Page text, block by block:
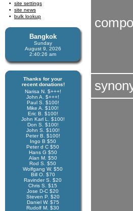
site settings
site news
bulk lookup
Bangkok
Sunday
August 9, 2026
2:40:27 am
Thanks for your
recent donations!
Narisa N. $+++!
John A. $+++!
Paul S. $100!
Mike A. $100!
Eric B. $100!
John Karl L. $100!
Don S. $100!
John S. $100!
Peter B. $100!
Ingo B $50
Peter d C $50
Hans G $50
Alan M. $50
Rod S. $50
Wolfgang W. $50
Bill O. $70
Ravinder S. $20
Chris S. $15
Jose D-C $20
Steven P. $20
Daniel W. $75
Rudolf M. $30